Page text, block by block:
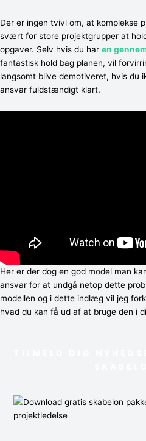
Der er ingen tvivl om, at komplekse
svært for store projektgrupper at
opgaver. Selv hvis du har en
fantastisk hold bag planen, vil
langsomt blive demotiveret, hvis du
ansvar fuldstændigt klart.
Her er der dog en god model man
ansvar for at undgå netop dette
modellen og i dette indlæg vil jeg
hvad du kan få ud af at bruge den i